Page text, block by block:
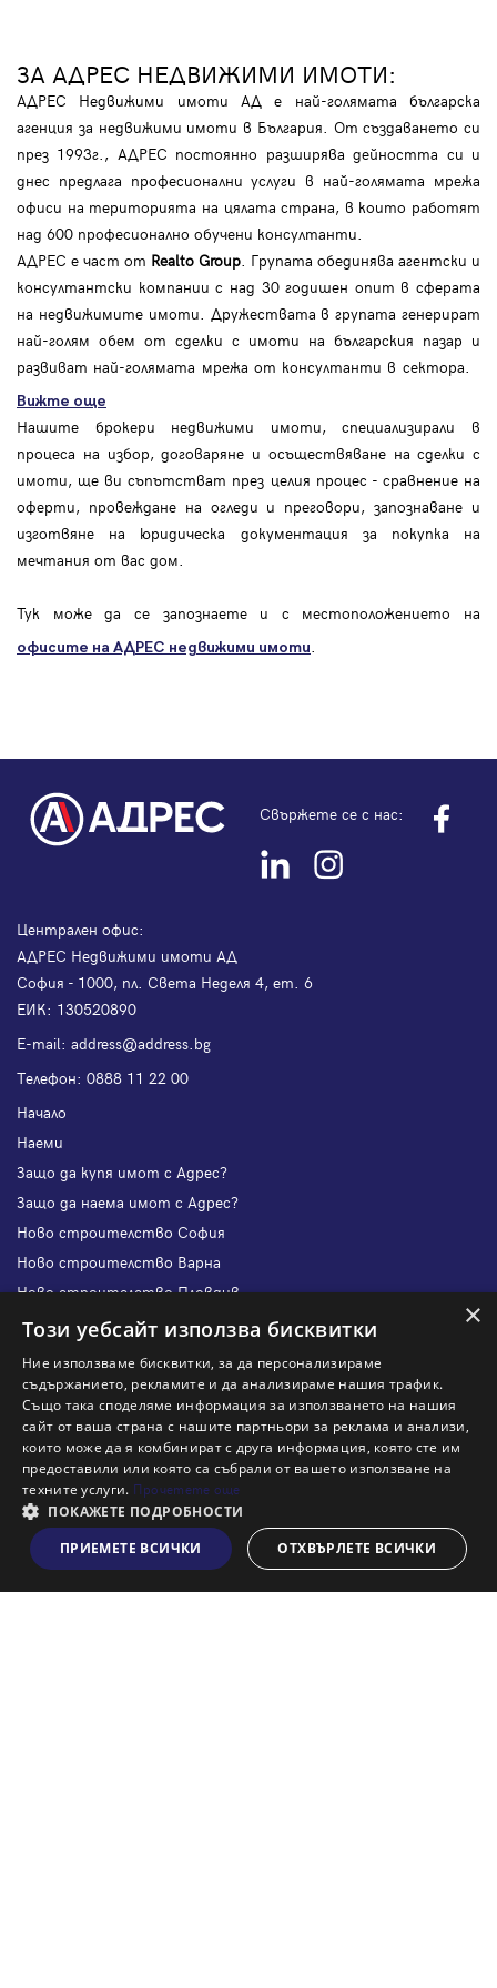
Виж на картата
ЗА АДРЕС НЕДВИЖИМИ ИМОТИ:
АДРЕС Недвижими имоти АД е най-голямата българска
агенция за недвижими имоти в България. От създаването си
през 1993г., АДРЕС постоянно разширява дейността си и
днес предлага професионални услуги в най-голямата мрежа
офиси на територията на цялата страна, в които работят
над 600 професионално обучени консултанти.
АДРЕС е част от Realto Group. Групата обединява агентски и
консултантски компании с над 30 годишен опит в сферата
на недвижимите имоти. Дружествата в групата генерират
най-голям обем от сделки с имоти на българския пазар и
развиват най-голямата мрежа от консултанти в сектора.
Вижте още
Нашите брокери недвижими имоти, специализирали в
процеса на избор, договаряне и осъществяване на сделки с
имоти, ще ви съпътстват през целия процес - сравнение на
оферти, провеждане на огледи и преговори, запознаване и
изготвяне на юридическа документация за покупка на
мечтания от вас дом.
Тук може да се запознаете и с местоположението на
офисите на АДРЕС недвижими имоти.
Свържете се с нас:
Централен офис:
АДРЕС Недвижими имоти АД
София - 1000, пл. Света Неделя 4, ет. 6
ЕИК: 130520890
Е-mail: address@address.bg
Телефон: 0888 11 22 00
Начало
Наеми
Защо да купя имот с Адрес?
Защо да наема имот с Адрес?
Ново строителство София
Ново строителство Варна
Ново строителство Пловдив
Ново строителство Бургас
Защо да отдам имот с Адрес?
Наши офиси
Кариери
Кои сме ние?
Франчайз
Блог
Искаш ли да получаваш актуална информация за пазара
на недвижими имоти?
×
Този уебсайт използва бисквитки
Ние използваме бисквитки, за да персонализираме
съдържанието, рекламите и да анализираме нашия трафик.
Също така споделяме информация за използването на нашия
сайт от ваша страна с нашите партньори за реклама и анализи,
които може да я комбинират с друга информация, която сте им
предоставили или която са събрали от вашето използване на
техните услуги. Прочетете още
ПОКАЖЕТЕ ПОДРОБНОСТИ
ПРИЕМЕТЕ ВСИЧКИ
ОТХВЪРЛЕТЕ ВСИЧКИ